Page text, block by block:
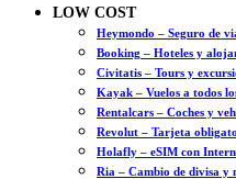
LOW COST
Heymondo – Seguro de
Booking – Hoteles y
Civitatis – Tours y
Kayak – Vuelos a todos
Rentalcars – Coches y
Revolut – Tarjeta
Holafly – eSIM con
Ria – Cambio de divisa y